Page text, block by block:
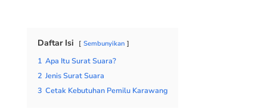
Daftar Isi Sembunyikan
1 Apa Itu Surat Suara?
2 Jenis Surat Suara
3 Cetak Kebutuhan Pemilu Karawang